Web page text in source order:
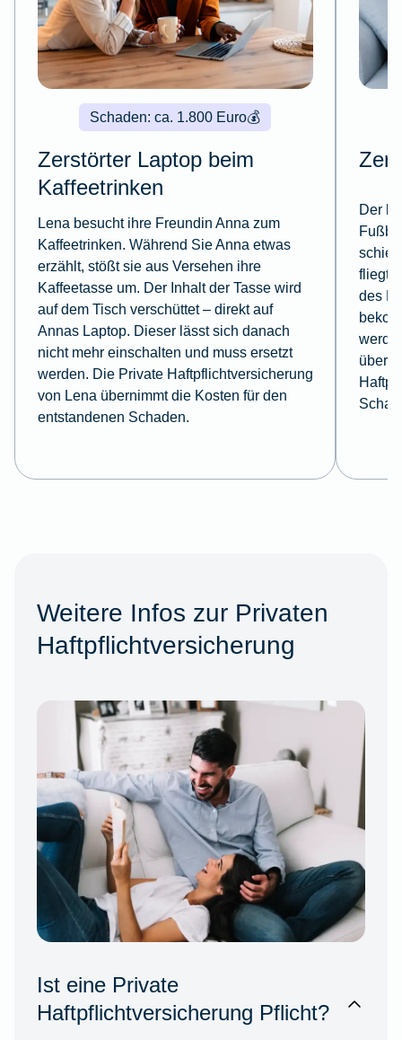
💰
Schaden: ca. 1.800 Euro
Zerstörter Laptop beim
Kaffeetrinken
Lena besucht ihre Freundin Anna zum
Kaffeetrinken. Während Sie Anna etwas
erzählt, stößt sie aus Versehen ihre
Kaffeetasse um. Der Inhalt der Tasse wird
auf dem Tisch verschüttet – direkt auf
Annas Laptop. Dieser lässt sich danach
nicht mehr einschalten und muss ersetzt
werden. Die Private Haftpflichtversicherung
von Lena übernimmt die Kosten für den
entstandenen Schaden.
Der
fliegt
des
Weitere Infos zur Privaten
Haftpflichtversicherung
Ist eine Private
Haftpflichtversicherung Pflicht?